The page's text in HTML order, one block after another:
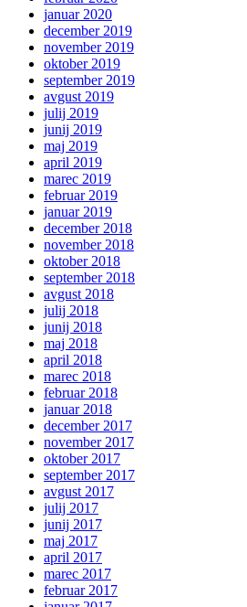
januar 2020
december 2019
november 2019
oktober 2019
september 2019
avgust 2019
julij 2019
junij 2019
maj 2019
april 2019
marec 2019
februar 2019
januar 2019
december 2018
november 2018
oktober 2018
september 2018
avgust 2018
julij 2018
junij 2018
maj 2018
april 2018
marec 2018
februar 2018
januar 2018
december 2017
november 2017
oktober 2017
september 2017
avgust 2017
julij 2017
junij 2017
maj 2017
april 2017
marec 2017
februar 2017